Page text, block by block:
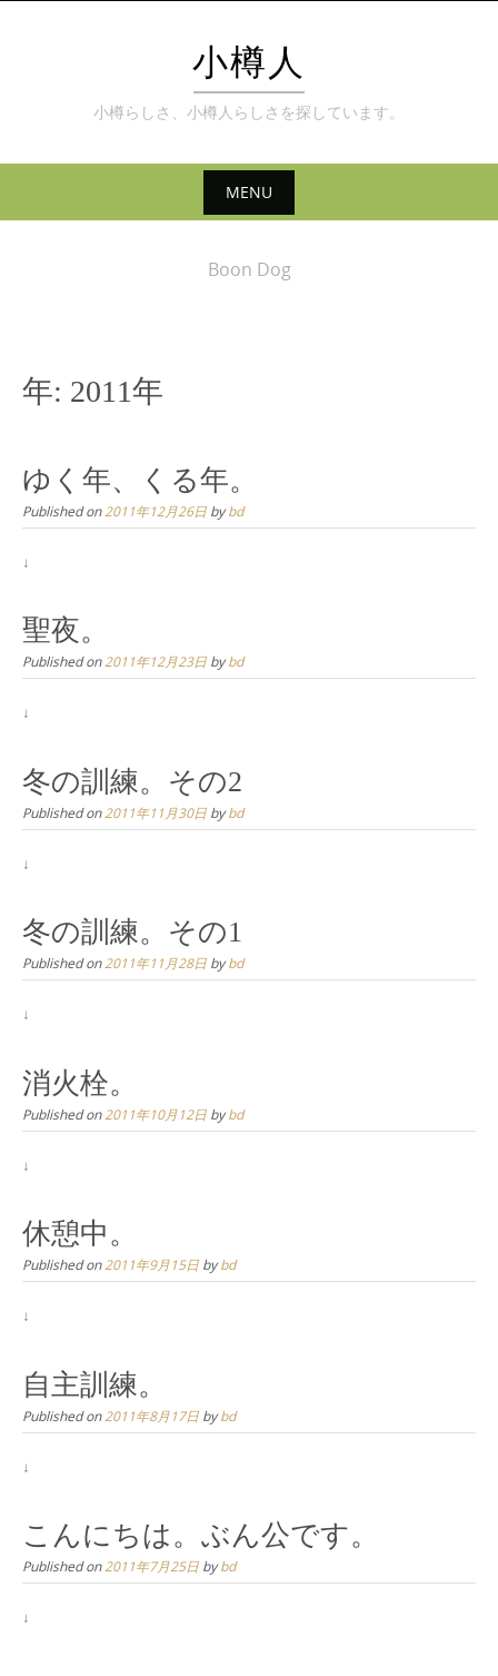
小樽人
小樽らしさ、小樽人らしさを探しています。
MENU
Boon Dog
年: 2011年
ゆく年、くる年。
Published on2011年12月26日 bybd
↓
聖夜。
Published on2011年12月23日 bybd
↓
冬の訓練。その2
Published on2011年11月30日 bybd
↓
冬の訓練。その1
Published on2011年11月28日 bybd
↓
消火栓。
Published on2011年10月12日 bybd
↓
休憩中。
Published on2011年9月15日 bybd
↓
自主訓練。
Published on2011年8月17日 bybd
↓
こんにちは。ぶん公です。
Published on2011年7月25日 bybd
↓